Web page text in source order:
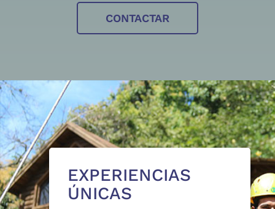
CONTACTAR
EXPERIENCIAS
ÚNICAS